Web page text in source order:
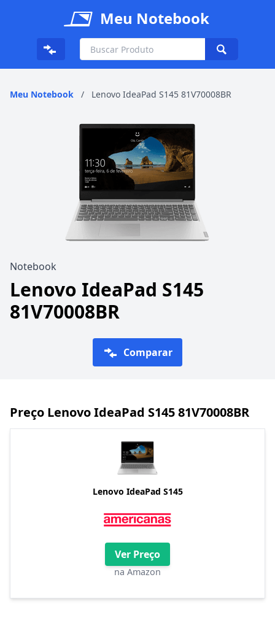
Meu Notebook
Meu Notebook / Lenovo IdeaPad S145 81V70008BR
Notebook
Lenovo IdeaPad S145
81V70008BR
Comparar
Preço Lenovo IdeaPad S145 81V70008BR
Lenovo IdeaPad S145
Ver Preço
na Amazon